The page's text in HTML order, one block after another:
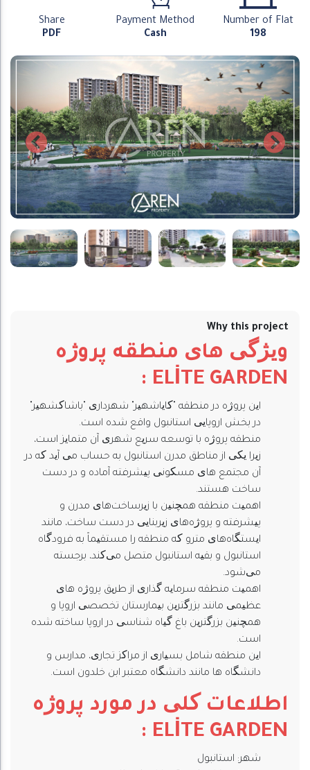
Number of Flat
198
Payment Method
Cash
Share
PDF
Why this project
ویژگی های منطقه پروژه
ELİTE GARDEN
:
این پروژه در منطقه "کایاشهیر" شهرداری "باشاکشهیر"
در بخش اروپایی استانبول واقع شده است.
منطقه پروژه با توسعه سریع شهری آن متمایز است،
زیرا یکی از مناطق مدرن استانبول به حساب می آید که در
آن مجتمع های مسکونی پیشرفته آماده و در دست
ساخت هستند.
اهمیت منطقه همچنین با زیرساخت‌های مدرن و
پیشرفته و پروژه‌های زیربنایی در دست ساخت، مانند
ایستگاه‌های مترو که منطقه را مستقیماً به فرودگاه
استانبول و بقیه استانبول متصل می‌کند، برجسته
می‌شود.
اهمیت منطقه سرمایه گذاری از طریق پروژه های
عظیمی مانند بزرگترین بیمارستان تخصصی اروپا و
همچنین بزرگترین باغ گیاه شناسی در اروپا ساخته شده
است.
این منطقه شامل بسیاری از مراکز تجاری، مدارس و
دانشگاه ها مانند دانشگاه معتبر ابن خلدون است.
اطلاعات کلی در مورد پروژه
ELİTE GARDEN
:
شهر: استانبول